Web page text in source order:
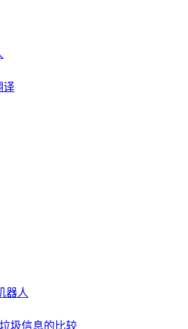
译
器人
圾信息的比较